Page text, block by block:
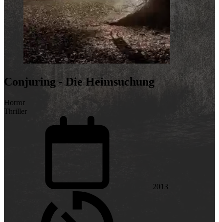
Conjuring - Die Heimsuchung
Horror
Thriller
2013